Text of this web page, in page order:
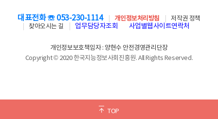
TOP
대표전화 ☏ 053-230-1114 개인정보처리방침
저작권 정책
찾아오시는 길
업무담당자조회 사업별웹사이트연락처
개인정보보호책임자 : 양현수 안전경영관리단장
Copyright © 2020 한국지능정보사회진흥원. All Rights Reserved.